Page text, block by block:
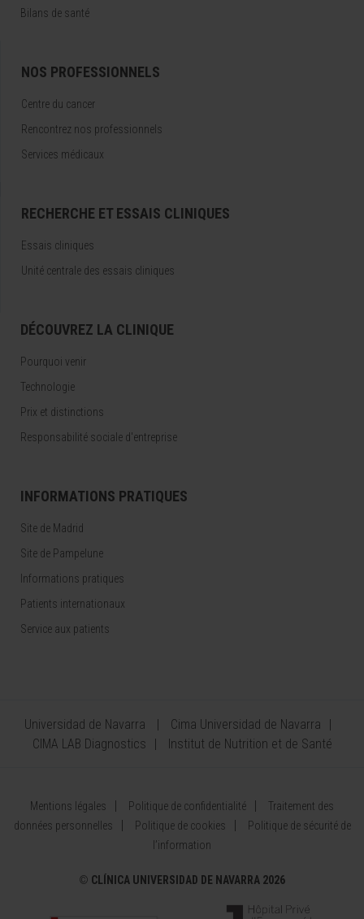
Bilans de santé
NOS PROFESSIONNELS
Centre du cancer
Rencontrez nos professionnels
Services médicaux
RECHERCHE ET ESSAIS CLINIQUES
Essais cliniques
Unité centrale des essais cliniques
DÉCOUVREZ LA CLINIQUE
Pourquoi venir
Technologie
Prix et distinctions
Responsabilité sociale d'entreprise
INFORMATIONS PRATIQUES
Site de Madrid
Site de Pampelune
Informations pratiques
Patients internationaux
Service aux patients
Universidad de Navarra
Cima Universidad de Navarra
CIMA LAB Diagnostics
Institut de Nutrition et de Santé
Mentions légales Politique de confidentialité
Traitement des
données personnelles
Politique de cookies
Politique de sécurité de
l’information
© CLÍNICA UNIVERSIDAD DE NAVARRA 2026